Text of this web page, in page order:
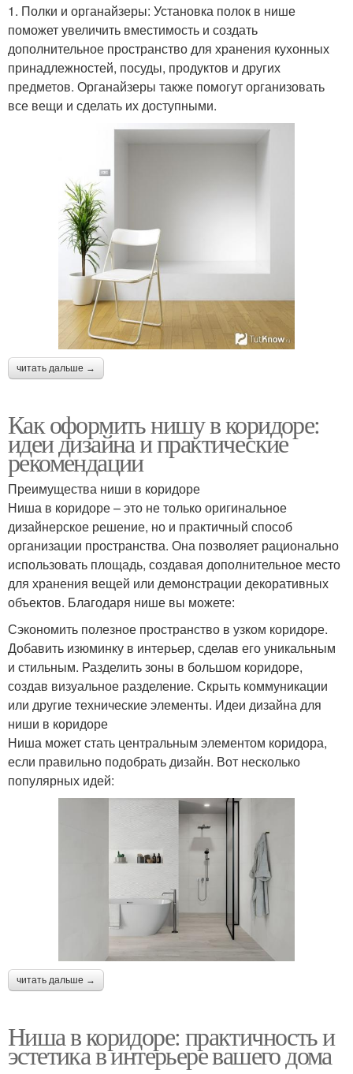
1. Полки и органайзеры: Установка полок в нише
поможет увеличить вместимость и создать
дополнительное пространство для хранения кухонных
принадлежностей, посуды, продуктов и других
предметов. Органайзеры также помогут организовать
все вещи и сделать их доступными.
читать дальше →
Как оформить нишу в коридоре:
идеи дизайна и практические
рекомендации
Преимущества ниши в коридоре
Ниша в коридоре – это не только оригинальное
дизайнерское решение, но и практичный способ
организации пространства. Она позволяет рационально
использовать площадь, создавая дополнительное место
для хранения вещей или демонстрации декоративных
объектов. Благодаря нише вы можете:
Сэкономить полезное пространство в узком коридоре.
Добавить изюминку в интерьер, сделав его уникальным
и стильным. Разделить зоны в большом коридоре,
создав визуальное разделение. Скрыть коммуникации
или другие технические элементы. Идеи дизайна для
ниши в коридоре
Ниша может стать центральным элементом коридора,
если правильно подобрать дизайн. Вот несколько
популярных идей:
читать дальше →
Ниша в коридоре: практичность и
эстетика в интерьере вашего дома